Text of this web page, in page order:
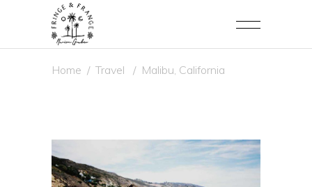
Home / Travel / Malibu, California